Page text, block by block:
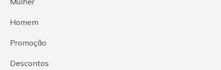
Homem
Promoção
Descontos